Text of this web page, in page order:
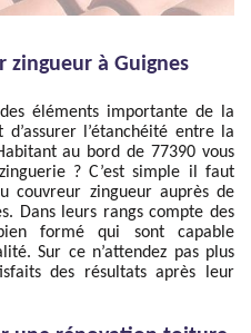
zingueur à Guignes
éléments importante de la
l’étanchéité entre la
au bord de 77390 vous
? C’est simple il faut
couvreur zingueur auprès de
Dans leurs rangs compte des
formé qui sont capable
Sur ce n’attendez pas plus
des résultats après leur